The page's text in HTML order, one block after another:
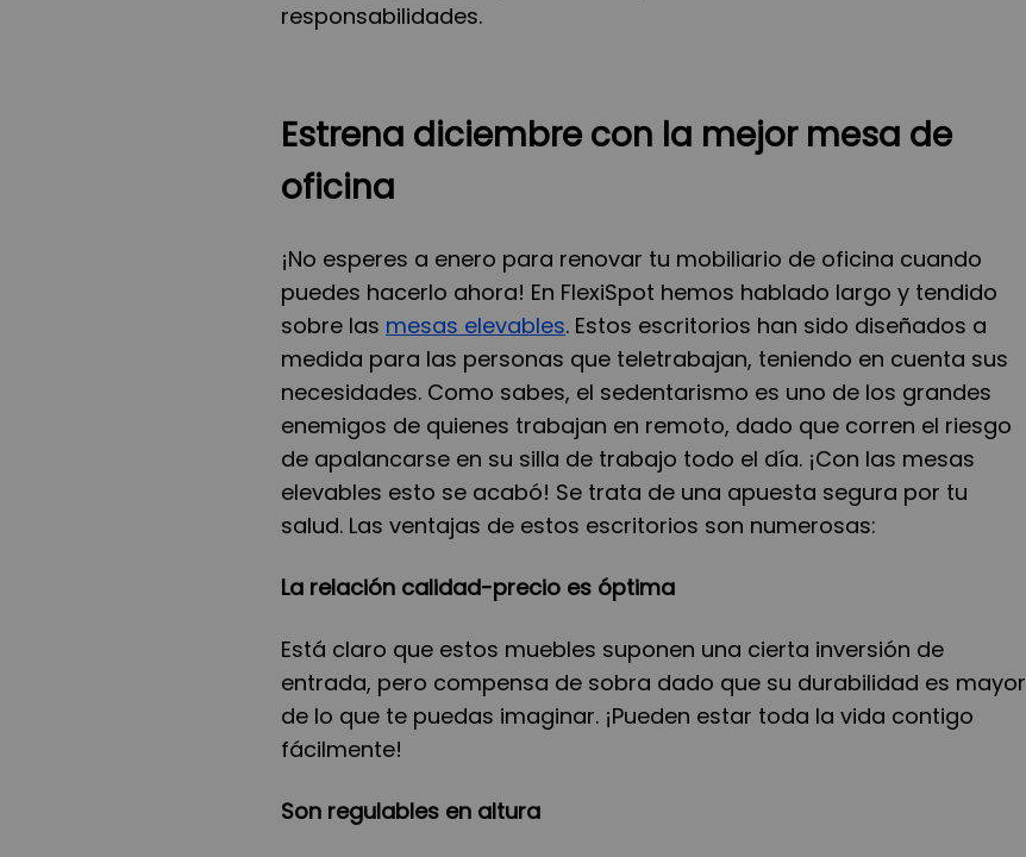
responsabilidades.
Estrena diciembre con la mejor mesa de
oficina
¡No esperes a enero para renovar tu mobiliario de oficina cuando
puedes hacerlo ahora! En FlexiSpot hemos hablado largo y tendido
sobre las mesas elevables. Estos escritorios han sido diseñados a
medida para las personas que teletrabajan, teniendo en cuenta sus
necesidades. Como sabes, el sedentarismo es uno de los grandes
enemigos de quienes trabajan en remoto, dado que corren el riesgo
de apalancarse en su silla de trabajo todo el día. ¡Con las mesas
elevables esto se acabó! Se trata de una apuesta segura por tu
salud. Las ventajas de estos escritorios son numerosas:
La relación calidad-precio es óptima
Está claro que estos muebles suponen una cierta inversión de
entrada, pero compensa de sobra dado que su durabilidad es mayor
de lo que te puedas imaginar. ¡Pueden estar toda la vida contigo
fácilmente!
Son regulables en altura